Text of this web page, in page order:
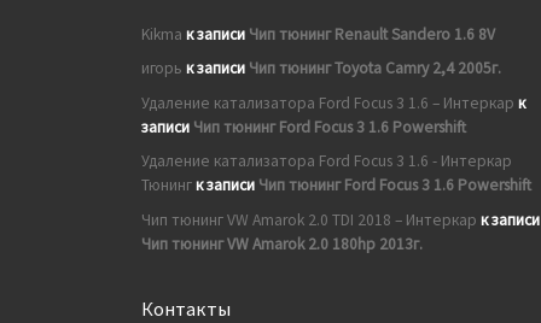
Kikma к записи Чип тюнинг Renault Sandero 1.6 8V
игорь к записи Чип тюнинг Toyota Camry 2,4 2005г.
Удаление катализатора Ford Focus 3 1.6 – Интеркар к
записи Чип тюнинг Ford Focus 3 1.6 Powershift
Удаление катализатора Ford Focus 3 1.6 - Интеркар
Тюнингк записи Чип тюнинг Ford Focus 3 1.6 Powershift
Чип тюнинг VW Amarok 2.0 TDI 2018 – Интеркар к записи
Чип тюнинг VW Amarok 2.0 180hp 2013г.
Контакты